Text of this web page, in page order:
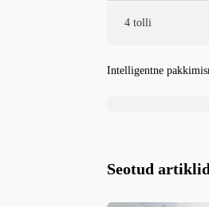
4 tolli
Intelligentne
Seotud artiklid